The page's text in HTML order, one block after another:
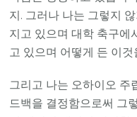
지. 그러나 나는 그렇지
지고 있으며 대학 축구에
고 있으며 어떻게 든 이
그리고 나는 오하이오 주
드백을 결정함으로써 그